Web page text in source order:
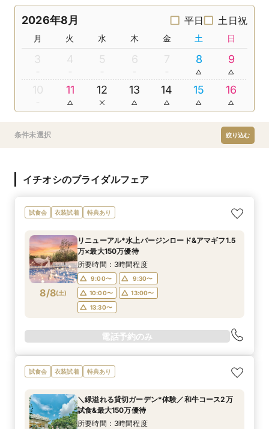
2026年8月 平日 土日祝
月 火 水 木 金 土 日
3 4 5 6 7 8 9
10 11 12 13 14 15 16
条件未選択 絞り込む
イチオシのブライダルフェア
試食会 衣装試着 特典あり
8/8(土)
リニューアル*水上バージンロード&アマギフ1.5
万×最大150万優待
所要時間：3時間程度
9:00〜
9:30〜
10:00〜
13:00〜
13:30〜
電話予約のみ
試食会 衣装試着 特典あり
＼緑溢れる貸切ガーデン*体験／和牛コース2万
試食&最大150万優待
所要時間：3時間程度